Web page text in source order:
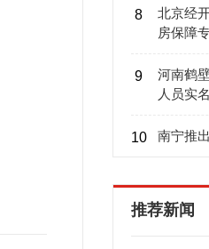
8
北京经
房保障
9
河南鹤
人员实
10 南宁推
推荐新闻